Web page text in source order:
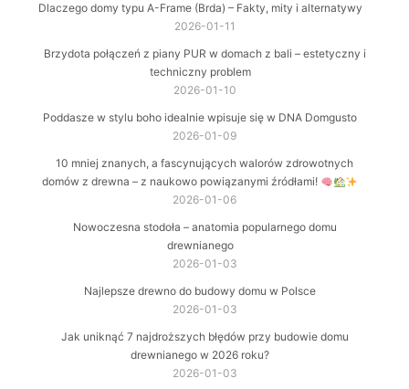
Dlaczego domy typu A-Frame (Brda) – Fakty, mity i alternatywy
2026-01-11
Brzydota połączeń z piany PUR w domach z bali – estetyczny i
techniczny problem
2026-01-10
Poddasze w stylu boho idealnie wpisuje się w DNA Domgusto
2026-01-09
10 mniej znanych, a fascynujących walorów zdrowotnych
domów z drewna – z naukowo powiązanymi źródłami!
2026-01-06
Nowoczesna stodoła – anatomia popularnego domu
drewnianego
2026-01-03
Najlepsze drewno do budowy domu w Polsce
2026-01-03
Jak uniknąć 7 najdroższych błędów przy budowie domu
drewnianego w 2026 roku?
2026-01-03